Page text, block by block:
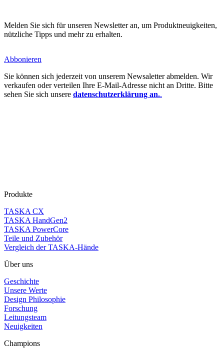
Melden Sie sich für unseren Newsletter an, um Produktneuigkeiten,
nützliche Tipps und mehr zu erhalten.
Abbonieren
Sie können sich jederzeit von unserem Newsaletter abmelden. Wir
verkaufen oder verteilen Ihre E-Mail-Adresse nicht an Dritte. Bitte
sehen Sie sich unsere datenschutzerklärung an..
Produkte
TASKA CX
TASKA HandGen2
TASKA PowerCore
Teile und Zubehör
Vergleich der TASKA-Hände
Über uns
Geschichte
Unsere Werte
Design Philosophie
Forschung
Leitungsteam
Neuigkeiten
Champions